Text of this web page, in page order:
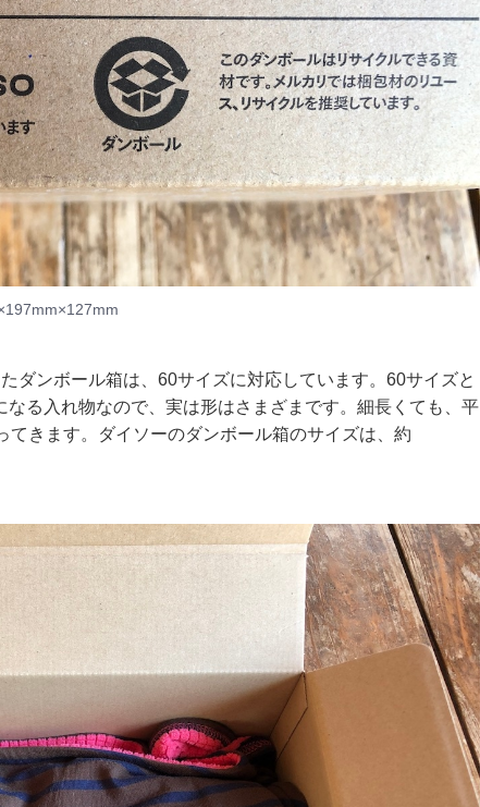
ダンボール箱は、60サイズに対応しています。60サイズと
る入れ物なので、実は形はさまざまです。細長くても、平
きます。ダイソーのダンボール箱のサイズは、約